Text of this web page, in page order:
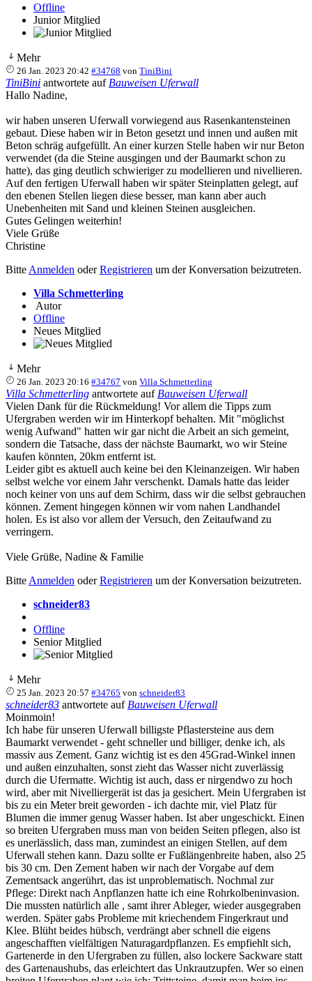
Offline
Junior Mitglied
Mehr
26 Jan. 2023 20:42 #34768 vonTiniBini
TiniBini antwortete auf Bauweisen Uferwall
Hallo Nadine,
wir haben unseren Uferwall vorwiegend aus Rasenkantensteinen
gebaut. Diese haben wir in Beton gesetzt und innen und außen mit
Beton schräg aufgefüllt. An einer kurzen Stelle haben wir nur Beton
verwendet (da die Steine ausgingen und der Baumarkt schon zu
hatte), das ging deutlich schwieriger zu modellieren und nivellieren.
Auf den fertigen Uferwall haben wir später Steinplatten gelegt, auf
den ebenen Stellen liegen diese besser, man kann aber auch
Unebenheiten mit Sand und kleinen Steinen ausgleichen.
Gutes Gelingen weiterhin!
Viele Grüße
Christine
Bitte Anmelden oderRegistrieren um der Konversation beizutreten.
Villa Schmetterling
Autor
Offline
Neues Mitglied
Mehr
26 Jan. 2023 20:16 #34767 vonVilla Schmetterling
Villa Schmetterling antwortete auf Bauweisen Uferwall
Vielen Dank für die Rückmeldung! Vor allem die Tipps zum
Ufergraben werden wir im Hinterkopf behalten. Mit "möglichst
wenig Aufwand" hatten wir gar nicht die Arbeit an sich gemeint,
sondern die Tatsache, dass der nächste Baumarkt, wo wir Steine
kaufen könnten, 20km entfernt ist.
Leider gibt es aktuell auch keine bei den Kleinanzeigen. Wir haben
selbst welche vor einem Jahr verschenkt. Damals hatte das leider
noch keiner von uns auf dem Schirm, dass wir die selbst gebrauchen
können. Zement hingegen können wir vom nahen Landhandel
holen. Es ist also vor allem der Versuch, den Zeitaufwand zu
verringern.
Viele Grüße, Nadine & Familie
Bitte Anmelden oderRegistrieren um der Konversation beizutreten.
schneider83
Offline
Senior Mitglied
Mehr
25 Jan. 2023 20:57 #34765 vonschneider83
schneider83 antwortete auf Bauweisen Uferwall
Moinmoin!
Ich habe für unseren Uferwall billigste Pflastersteine aus dem
Baumarkt verwendet - geht schneller und billiger, denke ich, als
massiv aus Zement. Ganz wichtig ist es den 45Grad-Winkel innen
und außen einzuhalten, sonst zieht das Wasser nicht zuverlässig
durch die Ufermatte. Wichtig ist auch, dass er nirgendwo zu hoch
wird, aber mit Nivelliergerät ist das ja gesichert. Mein Ufergraben ist
bis zu ein Meter breit geworden - ich dachte mir, viel Platz für
Blumen die immer genug Wasser haben. Ist aber ungeschickt. Einen
so breiten Ufergraben muss man von beiden Seiten pflegen, also ist
es unerlässlich, dass man, zumindest an einigen Stellen, auf dem
Uferwall stehen kann. Dazu sollte er Fußlängenbreite haben, also 25
bis 30 cm. Den Zement haben wir nach der Vorgabe auf dem
Zementsack angerührt, das ist unproblematisch. Nochmal zur
Pflege: Direkt nach Anpflanzen hatte ich eine Rohrkolbeninvasion.
Die mussten natürlich alle , samt ihrer Ableger, wieder ausgegraben
werden. Später gabs Probleme mit kriechendem Fingerkraut und
Klee. Blüht beides hübsch, verdrängt aber schnell die eigens
angeschafften vielfältigen Naturagardpflanzen. Es empfiehlt sich,
Gartenerde in den Ufergraben zu füllen, also lockere Sackware statt
des Gartenaushubs, das erleichtert das Unkrautzupfen. Wer so einen